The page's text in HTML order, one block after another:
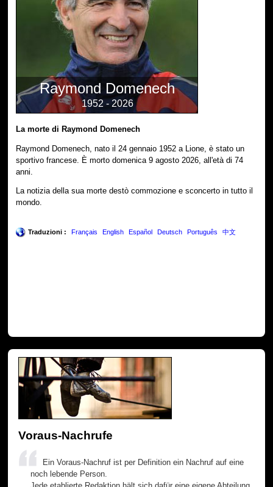
Raymond Domenech
1952 - 2026
La morte di Raymond Domenech
Raymond Domenech, nato il 24 gennaio 1952 a Lione, è stato un
sportivo francese. È morto domenica 9 agosto 2026, all'età di 74
anni.
La notizia della sua morte destò commozione e sconcerto in tutto il
mondo.
Traduzioni : Français English Español Deutsch Português 中文
Voraus-Nachrufe
Ein Voraus-Nachruf ist per Definition ein Nachruf auf eine
noch lebende Person.